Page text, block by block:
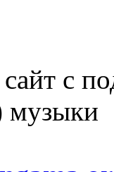
с
музыки